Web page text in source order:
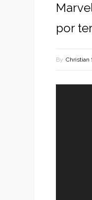
por
By Christian